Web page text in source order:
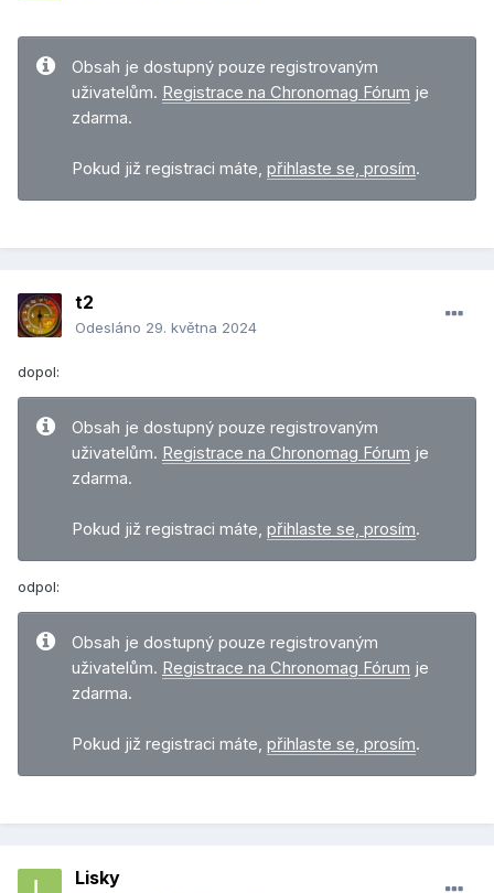
Obsah je dostupný pouze registrovaným
uživatelům. Registrace na Chronomag Fórum je
zdarma.
Pokud již registraci máte, přihlaste se, prosím.
t2
Odesláno 29. května 2024
dopol:
Obsah je dostupný pouze registrovaným
uživatelům. Registrace na Chronomag Fórum je
zdarma.
Pokud již registraci máte, přihlaste se, prosím.
odpol:
Obsah je dostupný pouze registrovaným
uživatelům. Registrace na Chronomag Fórum je
zdarma.
Pokud již registraci máte, přihlaste se, prosím.
Lisky